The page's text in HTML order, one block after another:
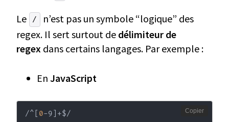
Le /
n’est pas un symbole “logique” des
regex. Il sert surtout de délimiteur de
regex dans certains langages. Par exemple :
En JavaScript
/^ 0-9 +$/ Copier